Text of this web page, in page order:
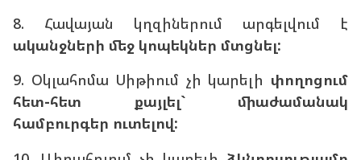
8. Հավայան կղզիներում արգելվում է
ականջների մեջ կոպեկներ մտցնել:
9. Օկլահոմա Սիթիում չի կարելի փողոցում
հետ-հետ քայլել` միաժամանակ
համբուրգեր ուտելով: